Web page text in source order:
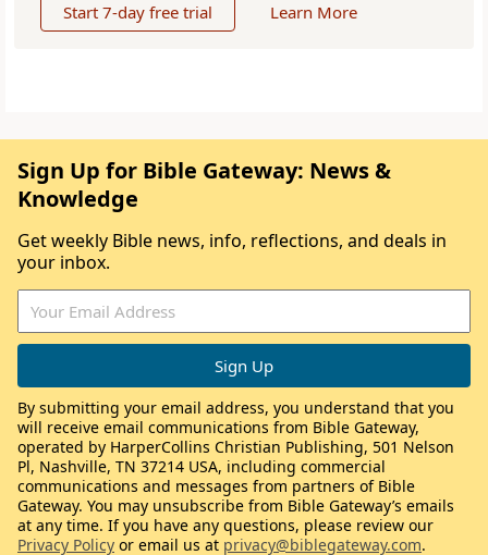
Start 7-day free trial Learn More
Sign Up for Bible Gateway: News &
Knowledge
Get weekly Bible news, info, reflections, and deals in
your inbox.
By submitting your email address, you understand that you
will receive email communications from Bible Gateway,
operated by HarperCollins Christian Publishing, 501 Nelson
Pl, Nashville, TN 37214 USA, including commercial
communications and messages from partners of Bible
Gateway. You may unsubscribe from Bible Gateway’s emails
at any time. If you have any questions, please review our
Privacy Policy or email us at privacy@biblegateway.com.